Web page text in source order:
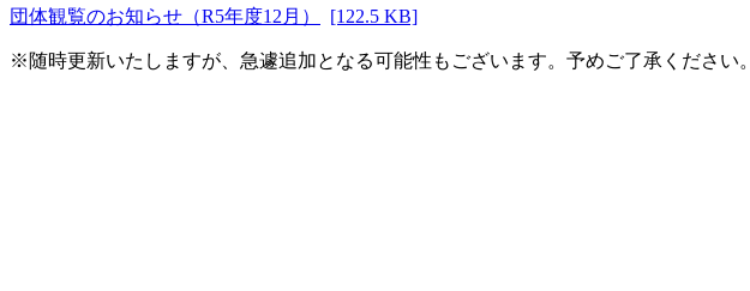
団体観覧のお知らせ（R5年度12月） [122.5 KB]
※随時更新いたしますが、急遽追加となる可能性もございます。予めご了承ください。